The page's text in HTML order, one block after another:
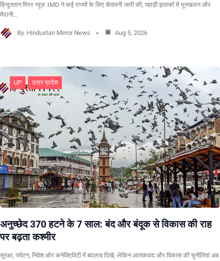
हिन्दुस्तान मिरर न्यूज़ :IMD ने कई राज्यों के लिए चेतावनी जारी की, पहाड़ी इलाकों में भूस्खलन और
मैदानी…
By Hindustan Mirror News Aug 5, 2026
UP उत्तर प्रदेश
अनुच्छेद 370 हटने के 7 साल: बंद और बंदूक से विकास की राह
पर बढ़ता कश्मीर
सुरक्षा, पर्यटन, निवेश और कनेक्टिविटी में बदलाव दिखे, लेकिन आतंकवाद और विकास की चुनौतियां अब